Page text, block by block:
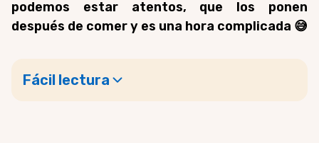
podemos estar atentos, que los ponen
después de comer y es una hora complicada 😅
Fácil lectura